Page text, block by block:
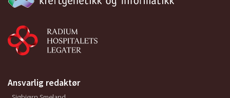
Ansvarlig redaktør